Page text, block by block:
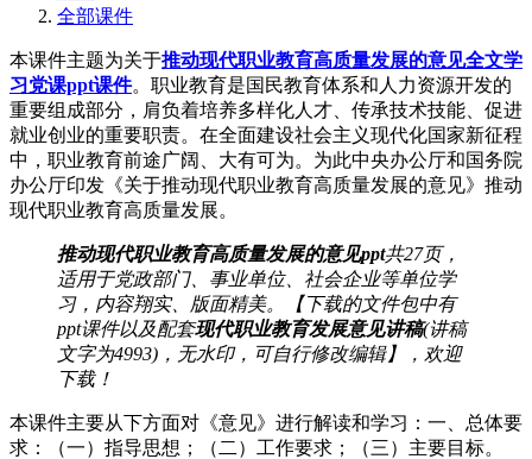
全部课件
本课件主题为关于推动现代职业教育高质量发展的意见全文学
习党课ppt课件。职业教育是国民教育体系和人力资源开发的
重要组成部分，肩负着培养多样化人才、传承技术技能、促进
就业创业的重要职责。在全面建设社会主义现代化国家新征程
中，职业教育前途广阔、大有可为。为此中央办公厅和国务院
办公厅印发《关于推动现代职业教育高质量发展的意见》推动
现代职业教育高质量发展。
推动现代职业教育高质量发展的意见ppt共27页，
适用于党政部门、事业单位、社会企业等单位学
习，内容翔实、版面精美。【下载的文件包中有
ppt课件以及配套现代职业教育发展意见讲稿(讲稿
文字为4993)，无水印，可自行修改编辑】，欢迎
下载！
本课件主要从下方面对《意见》进行解读和学习：一、总体要
求：（一）指导思想；（二）工作要求；（三）主要目标。